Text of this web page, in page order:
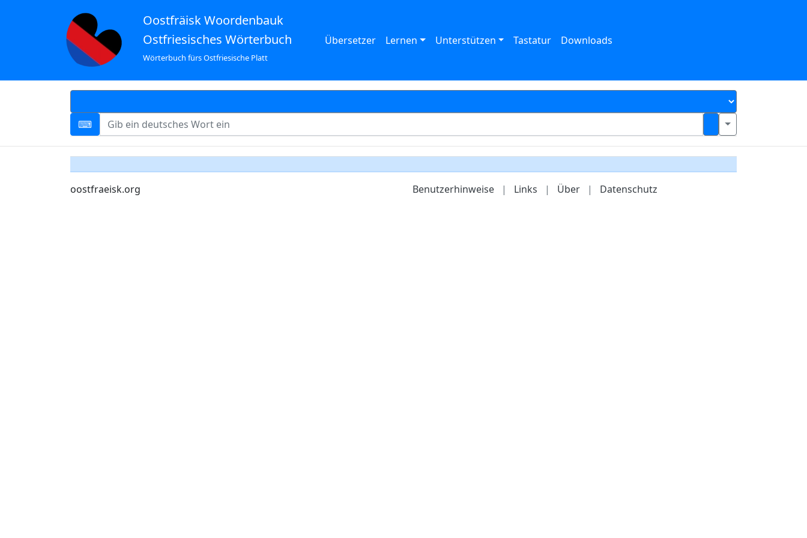
Oostfräisk Woordenbauk
Ostfriesisches Wörterbuch
Wörterbuch fürs Ostfriesische Platt
Übersetzer Lernen Unterstützen Tastatur Downloads
oostfraeisk.org Benutzerhinweise | Links | Über | Datenschutz